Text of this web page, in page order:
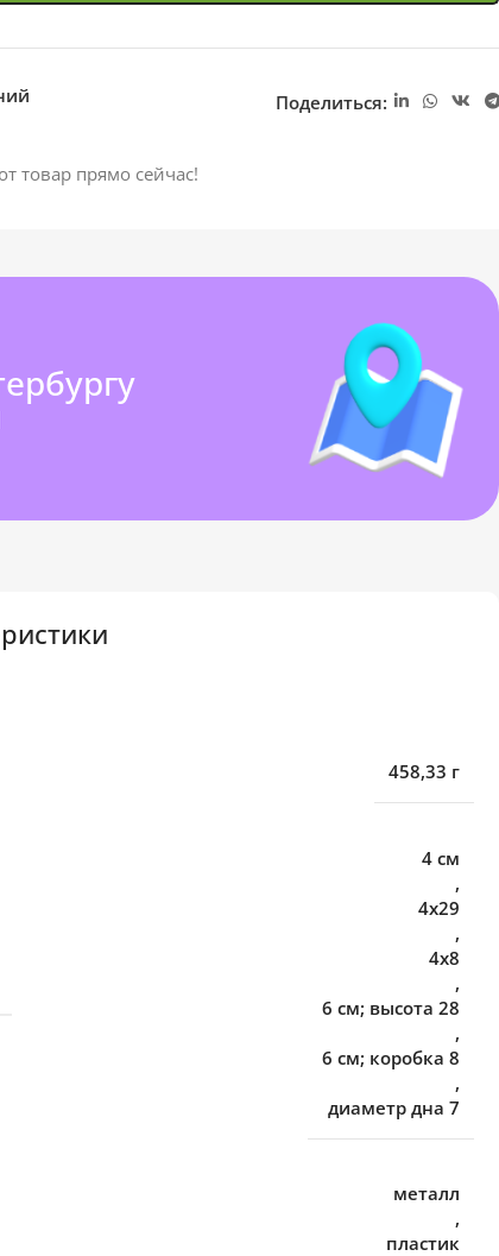
Поделиться:
товар прямо сейчас!
458,33 г
4 см
,
4х29
,
4х8
,
6 см; высота 28
,
6 см; коробка 8
,
диаметр дна 7
металл
,
пластик